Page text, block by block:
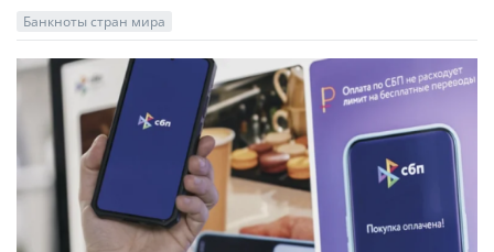
Банкноты стран мира